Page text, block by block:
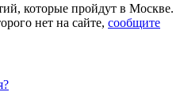
которые пройдут в Москве.
нет на сайте, сообщите